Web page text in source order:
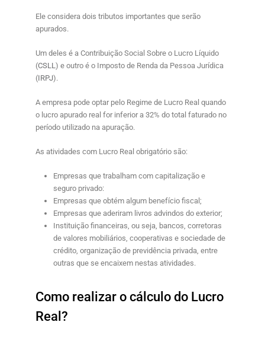
Ele considera dois tributos importantes que serão
apurados.
Um deles é a Contribuição Social Sobre o Lucro Líquido
(CSLL ) e outro é o Imposto de Renda da Pessoa Jurídica
(IRPJ).
A empresa pode optar pelo Regime de Lucro Real quando
o lucro apurado real for inferior a 32% do total faturado no
período utilizado na apuração.
As atividades com Lucro Real obrigatório são:
Empresas que trabalham com capitalização e
seguro privado:
Empresas que obtém algum benefício fiscal;
Empresas que aderiram livros advindos do exterior;
Instituição financeiras, ou seja, bancos, corretoras
de valores mobiliários, cooperativas e sociedade de
crédito, organização de previdência privada, entre
outras que se encaixem nestas atividades.
Como realizar o cálculo do Lucro
Real?